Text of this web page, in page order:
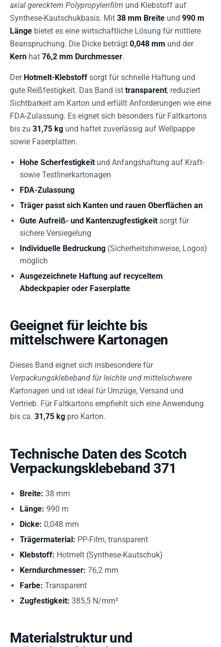
axial gerecktem Polypropylenfilm und Klebstoff auf
Synthese-Kautschukbasis. Mit 38 mm Breite und 990 m
Länge bietet es eine wirtschaftliche Lösung für mittlere
Beanspruchung. Die Dicke beträgt 0,048 mm und der
Kern hat 76,2 mm Durchmesser.
Der Hotmelt-Klebstoff sorgt für schnelle Haftung und
gute Reißfestigkeit. Das Band ist transparent, reduziert
Sichtbarkeit am Karton und erfüllt Anforderungen wie eine
FDA-Zulassung. Es eignet sich besonders für Faltkartons
bis zu 31,75 kg und haftet zuverlässig auf Wellpappe
sowie Faserplatten.
Hohe Scherfestigkeit und Anfangshaftung auf Kraft-
sowie Testlinerkartonagen
FDA-Zulassung
Träger passt sich Kanten und rauen Oberflächen an
Gute Aufreiß- und Kantenzugfestigkeit sorgt für
sichere Versiegelung
Individuelle Bedruckung (Sicherheitshinweise, Logos)
möglich
Ausgezeichnete Haftung auf recyceltem
Abdeckpapier oder Faserplatte
Geeignet für leichte bis
mittelschwere Kartonagen
Dieses Band eignet sich insbesondere für
Verpackungsklebeband für leichte und mittelschwere
Kartonagen und ist ideal für Umzüge, Versand und
Vertrieb. Für Faltkartons empfiehlt sich eine Anwendung
bis ca. 31,75 kg pro Karton.
Technische Daten des Scotch
Verpackungsklebeband 371
Breite: 38 mm
Länge: 990 m
Dicke: 0,048 mm
Trägermaterial: PP-Film, transparent
Klebstoff: Hotmelt (Synthese-Kautschuk)
Kerndurchmesser: 76,2 mm
Farbe: Transparent
Zugfestigkeit: 385,5 N/mm²
Materialstruktur und